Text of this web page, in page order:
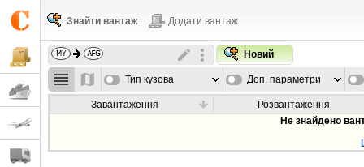
Знайти вантаж Додати вантаж
Новий
Тип кузова Доп. параметри
Завантаження
Розвантаження
Не знайдено